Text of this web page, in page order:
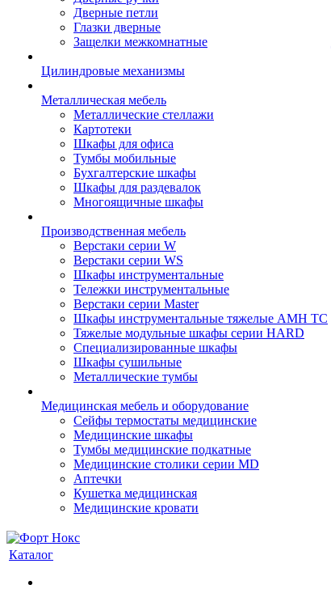
Дверные петли
Глазки дверные
Защелки межкомнатные
Цилиндровые механизмы
Металлическая мебель
Металлические стеллажи
Картотеки
Шкафы для офиса
Тумбы мобильные
Бухгалтерские шкафы
Шкафы для раздевалок
Многоящичные шкафы
Производственная мебель
Верстаки серии W
Верстаки серии WS
Шкафы инструментальные
Тележки инструментальные
Верстаки серии Master
Шкафы инструментальные тяжелые AMH TC
Тяжелые модульные шкафы серии HARD
Cпециализированные шкафы
Шкафы сушильные
Металлические тумбы
Медицинская мебель и оборудование
Сейфы термостаты медицинские
Медицинские шкафы
Тумбы медицинские подкатные
Медицинские столики серии MD
Аптечки
Кушетка медицинская
Медицинские кровати
Каталог